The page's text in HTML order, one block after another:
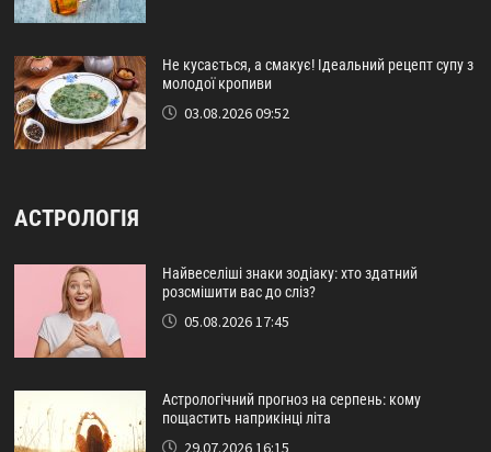
Не кусається, а смакує! Ідеальний рецепт супу з
молодої кропиви
03.08.2026 09:52
АСТРОЛОГІЯ
Найвеселіші знаки зодіаку: хто здатний
розсмішити вас до сліз?
05.08.2026 17:45
Астрологічний прогноз на серпень: кому
пощастить наприкінці літа
29.07.2026 16:15